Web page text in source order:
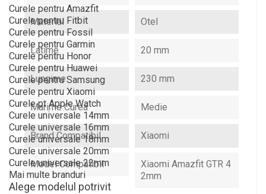
Curele pentru Amazfit
Curele pentru Fitbit
Curele pentru Fossil
Curele pentru Garmin
Curele pentru Honor
Curele pentru Huawei
Curele pentru Samsung
Curele pentru Xiaomi
Curele pt Apple Watch
Curele universale 14mm
Curele universale 16mm
Curele universale 18mm
Curele universale 20mm
Curele universale 22mm
Mai multe branduri
Alege modelul potrivit
Material Otel
Latime 20 mm
Lungime 230 mm
Marime Curea Medie
Brand Compatibil Xiaomi
Model Compatibil
Xiaomi Amazfit GTR 4
2mm